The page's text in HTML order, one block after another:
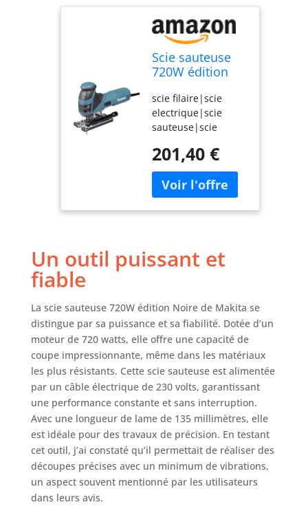
Scie sauteuse
720W édition
lames dans
coffret Makpac -
MAKITA
scie filaire|scie
electrique|scie
sauteuse|scie
coffret|achat scie
sauteuse|scie
sauteuse
professionnelle|scie
sauteuse
cher|4351FCTJ|scie
201,40 €
Un outil puissant et
fiable
La scie sauteuse 720W édition Noire de Makita se
distingue par sa puissance et sa fiabilité. Dotée d’un
moteur de 720 watts, elle offre une capacité de
coupe impressionnante, même dans les matériaux
les plus résistants. Cette scie sauteuse est alimentée
par un câble électrique de 230 volts, garantissant
une performance constante et sans interruption.
Avec une longueur de lame de 135 millimètres, elle
est idéale pour des travaux de précision. En testant
cet outil, j’ai constaté qu’il permettait de réaliser des
découpes précises avec un minimum de vibrations,
un aspect souvent mentionné par les utilisateurs
dans leurs avis.